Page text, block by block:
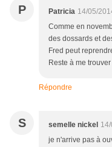
P Patricia 14/05/
Comme en
des dossards et
Fred peut
Reste à me
Répondre
S semelle nickel
je n'arrive pas à